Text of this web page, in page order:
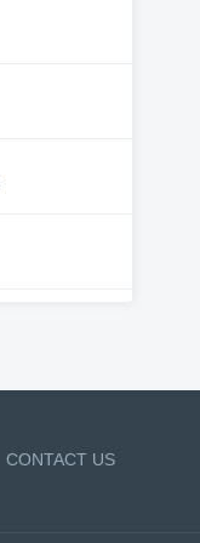
CONTACT US